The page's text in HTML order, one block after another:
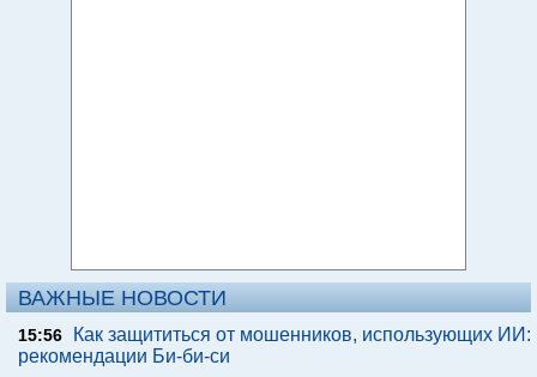
ВАЖНЫЕ НОВОСТИ
15:56
Как защититься от мошенников, использующих ИИ:
рекомендации Би-би-си